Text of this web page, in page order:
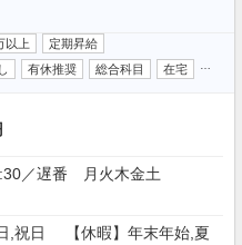
以上
定期昇給
有休推奨 総合科目 在宅
／遅番 月火木金土
,祝日 【休暇】年末年始,夏